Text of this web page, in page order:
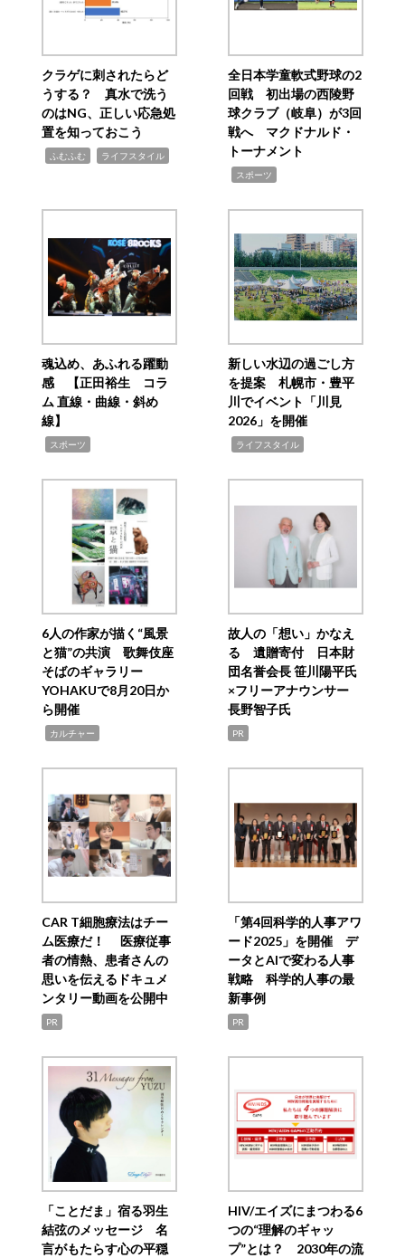
クラゲに刺されたらど
うする？ 真水で洗う
のはNG、正しい応急処
置を知っておこう
ふむふむ ライフスタイル
全日本学童軟式野球の2
回戦 初出場の西陵野
球クラブ（岐阜）が3回
戦へ マクドナルド・
トーナメント
スポーツ
魂込め、あふれる躍動
感 【正田裕生 コラ
ム 直線・曲線・斜め
線】
スポーツ
新しい水辺の過ごし方
を提案 札幌市・豊平
川でイベント「川見
2026」を開催
ライフスタイル
6人の作家が描く“風景
と猫”の共演 歌舞伎座
そばのギャラリー
YOHAKUで8月20日か
ら開催
カルチャー
故人の「想い」かなえ
る 遺贈寄付 日本財
団名誉会長 笹川陽平氏
×フリーアナウンサー
長野智子氏
PR
CAR T細胞療法はチー
ム医療だ！ 医療従事
者の情熱、患者さんの
思いを伝えるドキュメ
ンタリー動画を公開中
PR
「第4回科学的人事アワ
ード2025」を開催 デ
ータとAIで変わる人事
戦略 科学的人事の最
新事例
PR
「ことだま」宿る羽生
結弦のメッセージ 名
言がもたらす心の平穏
HIV/エイズにまつわる6
つの“理解のギャッ
プ”とは？ 2030年の流